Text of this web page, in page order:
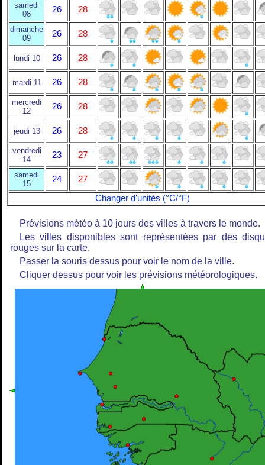
samedi
08
26 28
dimanche
09
26 28
lundi 10 26 28
mardi 11 26 28
mercredi
12
26 28
jeudi 13 26 28
vendredi
14
23 27
samedi
15
24
27
Changer d'unités (°C/°F)
Prévisions météo à 10 jours des villes à travers le monde.
Les villes disponibles sont représentées par des
rouges sur la carte.
Passer la souris dessus pour voir le nom de la ville.
Cliquer dessus pour voir les prévisions météorologiques.